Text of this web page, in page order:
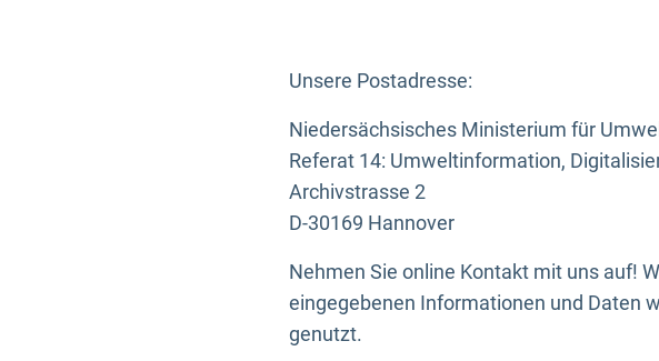
Unsere Postadresse:
Niedersächsisches Ministerium für
Referat 14: Umweltinformation,
Archivstrasse 2
D-30169 Hannover
Nehmen Sie online Kontakt mit uns auf!
eingegebenen Informationen und Daten
genutzt.